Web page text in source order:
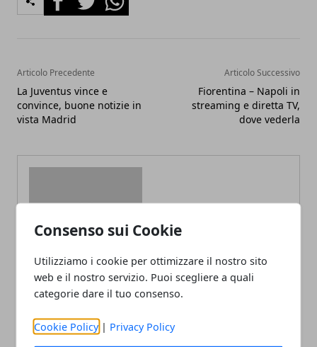
Consenso sui Cookie
Utilizziamo i cookie per ottimizzare il nostro sito
web e il nostro servizio. Puoi scegliere a quali
categorie dare il tuo consenso.
Cookie Policy | Privacy Policy
Articolo Precedente
La Juventus vince e
convince, buone notizie in
vista Madrid
Articolo Successivo
Fiorentina – Napoli in
streaming e diretta TV,
dove vederla
Redazione